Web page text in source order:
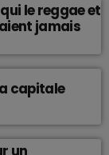
le reggae et
jamais
capitale
un